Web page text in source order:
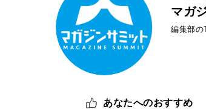
マガ
編集部の
あなたへのおすすめ